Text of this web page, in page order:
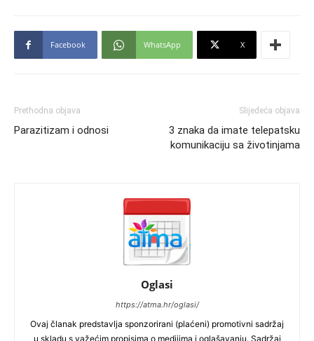
Facebook WhatsApp X
Prethodna objava
Parazitizam i odnosi
Slijedeća objava
3 znaka da imate telepatsku
komunikaciju sa životinjama
Oglasi
https://atma.hr/oglasi/
Ovaj članak predstavlja sponzorirani (plaćeni) promotivni sadržaj
u skladu s važećim propisima o medijima i oglašavanju. Sadržaj